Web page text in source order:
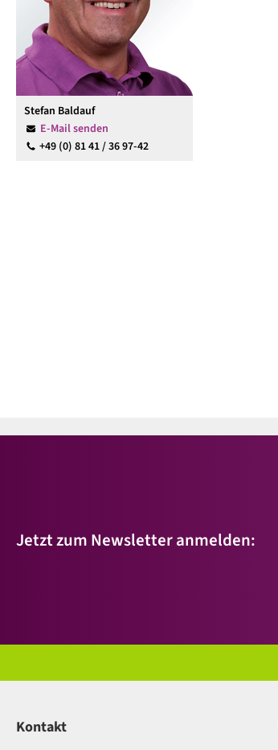
Stefan Baldauf
E-Mail senden
+49 (0) 81 41 / 36 97-42
Jetzt zum Newsletter anmelden:
Kontakt